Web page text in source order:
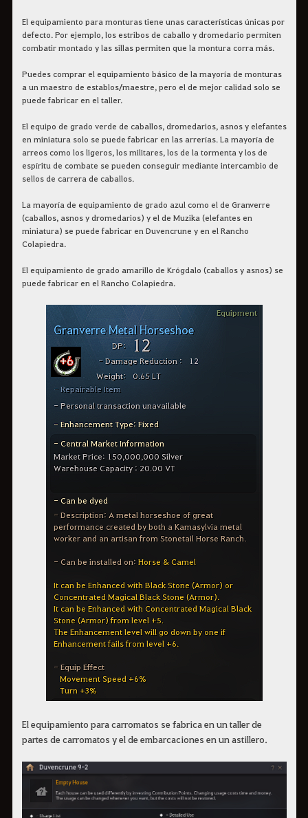
El equipamiento para monturas tiene unas características únicas por
defecto. Por ejemplo, los estribos de caballo y dromedario permiten
combatir montado y las sillas permiten que la montura corra más.
Puedes comprar el equipamiento básico de la mayoría de monturas
a un maestro de establos/maestre, pero el de mejor calidad solo se
puede fabricar en el taller.
El equipo de grado verde de caballos, dromedarios, asnos y elefantes
en miniatura solo se puede fabricar en las arrerías. La mayoría de
arreos como los ligeros, los militares, los de la tormenta y los de
espíritu de combate se pueden conseguir mediante intercambio de
sellos de carrera de caballos.
La mayoría de equipamiento de grado azul como el de Granverre
(caballos, asnos y dromedarios) y el de Muzika (elefantes en
miniatura) se puede fabricar en Duvencrune y en el Rancho
Colapiedra.
El equipamiento de grado amarillo de Krógdalo (caballos y asnos) se
puede fabricar en el Rancho Colapiedra.
El equipamiento para carromatos se fabrica en un taller de
partes de carromatos y el de embarcaciones en un astillero.